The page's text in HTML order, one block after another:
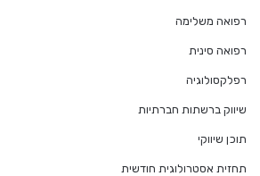
רפואה משלימה
רפואה סינית
רפלקסולוגיה
שיווק ברשתות חברתיות
תוכן שיווקי
תחזית אסטרולוגית חודשית